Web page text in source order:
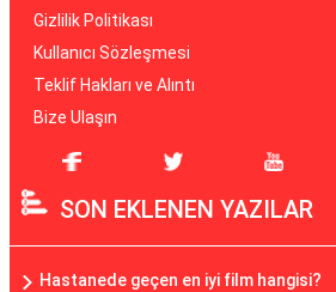
Gizlilik Politikası
Kullanıcı Sözleşmesi
Teklif Hakları ve Alıntı
Bize Ulaşın
SON EKLENEN YAZILAR
Hastanede geçen en iyi film hangisi?